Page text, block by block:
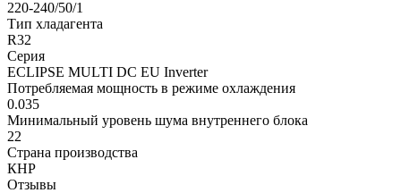
220-240/50/1
Тип хладагента
R32
Серия
ECLIPSE MULTI DC EU Inverter
Потребляемая мощность в режиме охлаждения
0.035
Минимальный уровень шума внутреннего блока
22
Страна производства
КНР
Отзывы